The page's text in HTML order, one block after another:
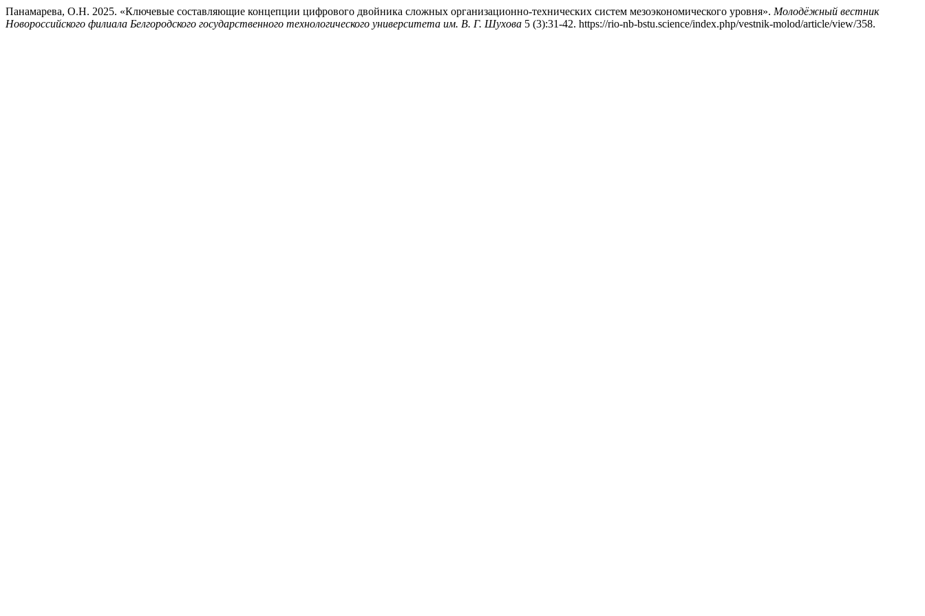
Панамарева, О.Н. 2025. «Ключевые составляющие концепции цифрового двойника сложных организационно-технических систем мезоэкономического уровня». Молодёжный вестник
Новороссийского филиала Белгородского государственного технологического университета им. В. Г. Шухова 5 (3):31-42. https://rio-nb-bstu.science/index.php/vestnik-molod/article/view/358.